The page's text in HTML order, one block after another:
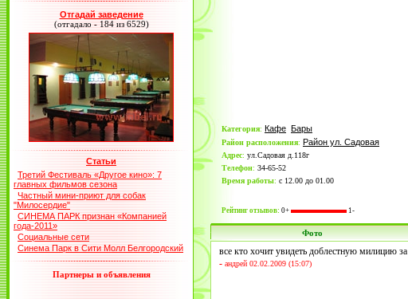
Отгадай заведение
(отгадало - 184 из 6529)
Статьи
Третий Фестиваль «Другое кино»: 7
главных фильмов сезона
Частный мини-приют для собак
"Милосердие"
СИНЕМА ПАРК признан «Компанией
года-2011»
Социальные сети
Синема Парк в Сити Молл Белгородский
Партнеры и объявления
Категория: Кафе Бары
Район расположения: Район ул. Садовая
Адрес: ул.Садовая д.118г
Телефон: 34-65-52
Время работы: с 12.00 до 01.00
Рейтинг отзывов: 0+ 1-
Фото
все кто хочит увидеть доблестную милицию
-андрей 02.02.2009 (15:07)